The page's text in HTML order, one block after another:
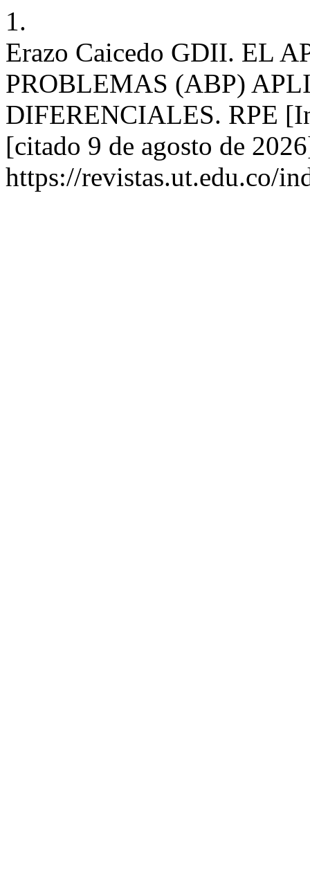
1.
Erazo Caicedo GDII. EL
PROBLEMAS (ABP)
DIFERENCIALES. RPE
[citado 9 de agosto de
https://revistas.ut.edu.co/